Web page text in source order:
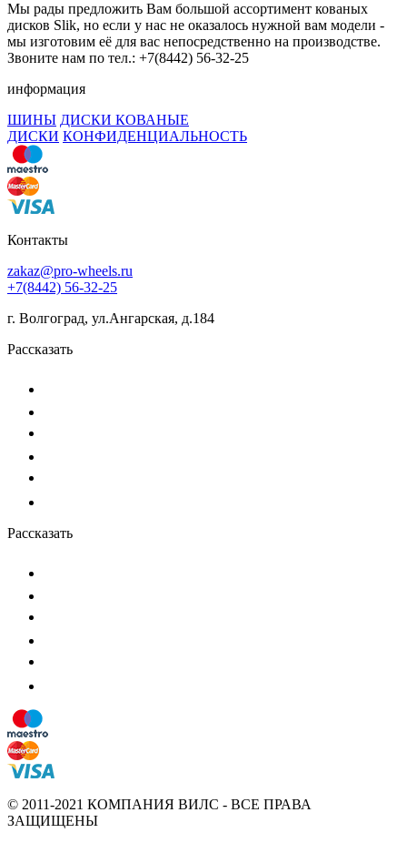
Мы рады предложить Вам большой ассортимент кованых
дисков Slik, но если у нас не оказалось нужной вам модели -
мы изготовим её для вас непосредственно на производстве.
Звоните нам по тел.: +7(8442) 56-32-25
информация
ШИНЫ ДИСКИ КОВАНЫЕ
ДИСКИ КОНФИДЕНЦИАЛЬНОСТЬ
Контакты
zakaz@pro-wheels.ru
+7(8442) 56-32-25
г. Волгоград, ул.Ангарская, д.184
Рассказать
Рассказать
© 2011-2021 КОМПАНИЯ ВИЛС - ВСЕ ПРАВА
ЗАЩИЩЕНЫ